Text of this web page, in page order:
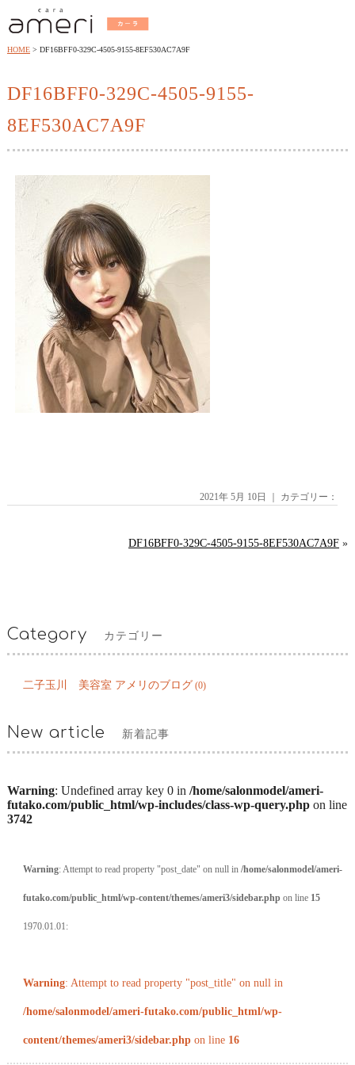
HOME DF16BFF0-329C-4505-9155-8EF530AC7A9F
DF16BFF0-329C-4505-9155-
8EF530AC7A9F
2021年 5月 10日 ｜ カテゴリー：
DF16BFF0-329C-4505-9155-8EF530AC7A9F »
Category カテゴリー
二子玉川 美容室 アメリのブログ (0)
New article 新着記事
Warning: Undefined array key 0 in /home/salonmodel/ameri-
futako.com/public_html/wp-includes/class-wp-query.phpon line
3742
Warning: Attempt to read property "post_date" on null in /home/salonmodel/ameri-
futako.com/public_html/wp-content/themes/ameri3/sidebar.php on line 15
1970.01.01:
Warning: Attempt to read property "post_title" on null in
/home/salonmodel/ameri-futako.com/public_html/wp-
content/themes/ameri3/sidebar.phpon line 16